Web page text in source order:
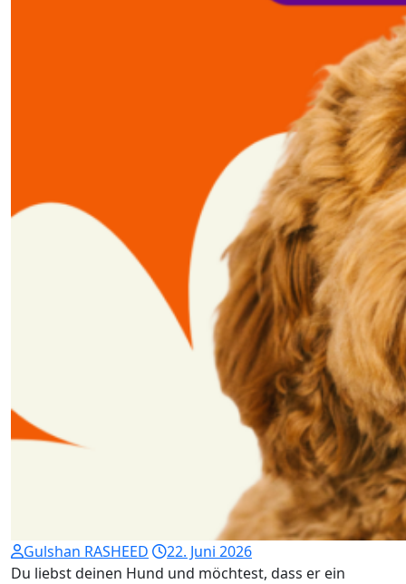
Gulshan RASHEED
22. Juni 2026
Du liebst deinen Hund und möchtest, dass er ein